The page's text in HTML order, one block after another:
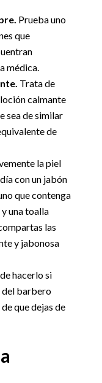
Prueba uno
que
médica.
Trata de
calmante
sea de similar
de
la piel
con un jabón
que contenga
una toalla
las
y jabonosa
hacerlo si
del barbero
que dejas de